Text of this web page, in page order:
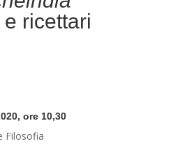
ricettari
ore 10,30
Filosofia